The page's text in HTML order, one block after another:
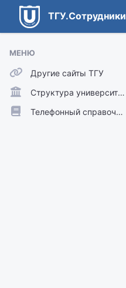
ТГУ.Сотрудники
МЕНЮ
Другие сайты ТГУ
ТГУ.Аккаунты
ТГУ.Расписание
Структура университета
Телефонный справочник